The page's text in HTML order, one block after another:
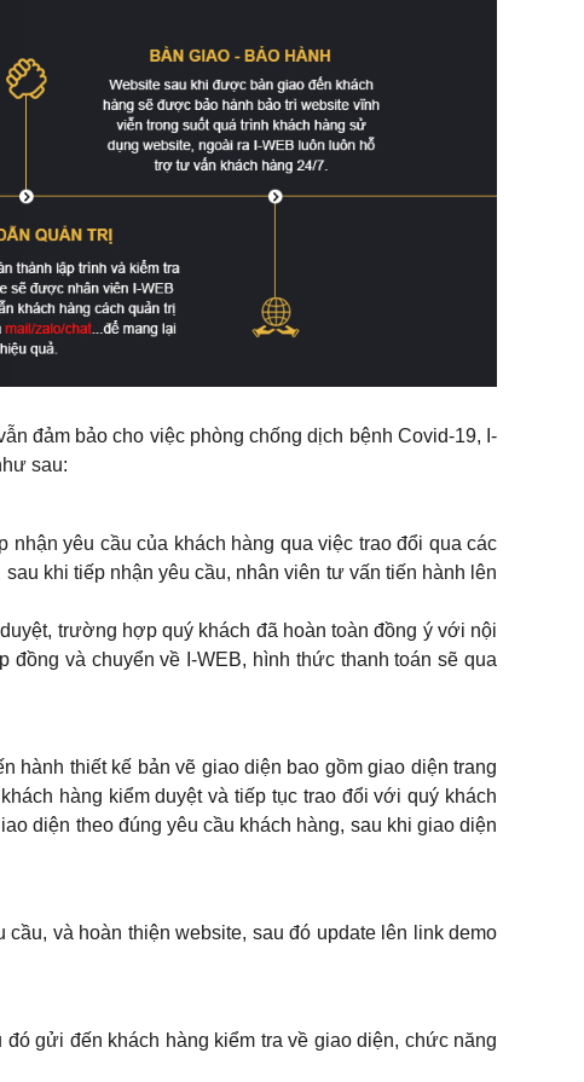
đảm bảo cho việc phòng chống dịch bệnh Covid-19, I-
sau:
yêu cầu của khách hàng qua việc trao đổi qua các
khi tiếp nhận yêu cầu, nhân viên tư vấn tiến hành lên
trường hợp quý khách đã hoàn toàn đồng ý với nội
và chuyển về I-WEB, hình thức thanh toán sẽ qua
hành thiết kế bản vẽ giao diện bao gồm giao diện trang
hàng kiểm duyệt và tiếp tục trao đổi với quý khách
diện theo đúng yêu cầu khách hàng, sau khi giao diện
và hoàn thiện website, sau đó update lên link demo
gửi đến khách hàng kiểm tra về giao diện, chức năng